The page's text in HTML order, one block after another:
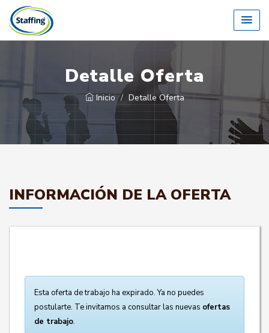
Detalle Oferta
Inicio Detalle Oferta
INFORMACIÓN DE LA OFERTA
Esta oferta de trabajo ha expirado. Ya no puedes
postularte. Te invitamos a consultar las nuevas ofertas
de trabajo.